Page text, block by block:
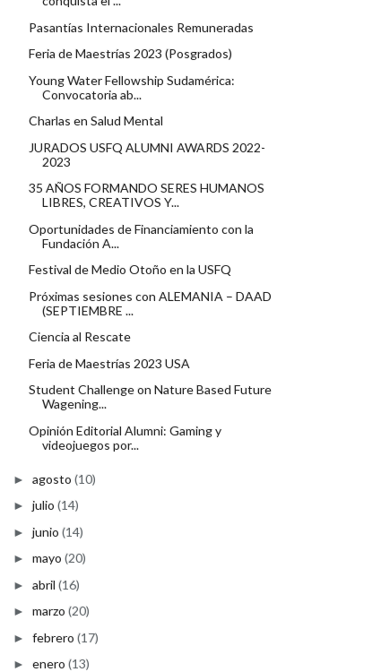
Pasantías Internacionales Remuneradas
Feria de Maestrías 2023 (Posgrados)
Young Water Fellowship Sudamérica:
Convocatoria ab...
Charlas en Salud Mental
JURADOS USFQ ALUMNI AWARDS 2022-
2023
35 AÑOS FORMANDO SERES HUMANOS
LIBRES, CREATIVOS Y...
Oportunidades de Financiamiento con la
Fundación A...
Festival de Medio Otoño en la USFQ
Próximas sesiones con ALEMANIA – DAAD
(SEPTIEMBRE ...
Ciencia al Rescate
Feria de Maestrías 2023 USA
Student Challenge on Nature Based Future
Wagening...
Opinión Editorial Alumni: Gaming y
videojuegos por...
► agosto (10)
► julio (14)
► junio (14)
► mayo (20)
► abril (16)
► marzo (20)
► febrero (17)
► enero (13)